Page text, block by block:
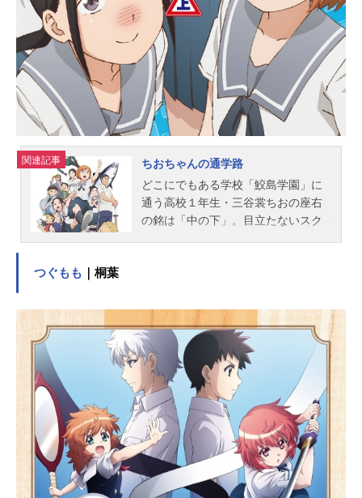
楽：藤本コウジ（Sus4Inc.） ササ
キオサムアニメーション制作：SILVE
RLINK.主題歌OP1：「Fightin★Pos
e」小倉唯OP2：「生活こんきゅーダ
メディネロ」上坂すみれED1：「つ
まりはいつもくじけない！」NEGI☆
UED2：「ペタル...
関連記事
ちおちゃんの通学路
どこにでもある学校「鮫島学園」に
通う高校１年生・三谷裳ちおの座右
の銘は「中の下」。目立たないスク
使し、脱オタを目指す幼なじみの
野々村真奈菜、完全無欠のスクール
カースト最上位・細川雪、そして街
を行き交う名もなき人々をも巻き込
みつつ、無事「登校」を達成すべ
く、今日も通学に挑む！作品名ちお
ちゃんの通学路放送形態TVアニメス
ケジュール2018年7月6日（金）～20
18年9月21日（金）TOKYOMXほか
話数全12話キャスト三谷裳ちお：大
空直美野々村真奈菜：小見川千明細
つぐもも ｜桐葉